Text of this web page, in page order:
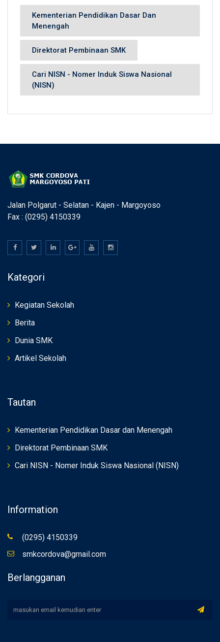
Kementerian Pendidikan Dasar Dan
Menengah
Direktorat Pembinaan SMK
Cari NISN - Nomer Induk Siswa Nasional
(NISN)
Jalan Polgarut - Selatan - Kajen - Margoyoso
Fax : (0295) 4150339
Kategori
Kegiatan Sekolah
Berita
Dunia SMK
Artikel Sekolah
Tautan
Kementerian Pendidikan Dasar dan Menengah
Direktorat Pembinaan SMK
Cari NISN - Nomer Induk Siswa Nasional (NISN)
Information
(0295) 4150339
smkcordova@gmail.com
Berlangganan